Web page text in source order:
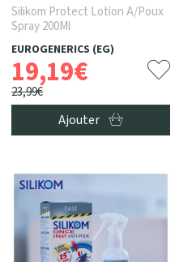
Silikom Protect Lotion A/Poux
Spray 200Ml
EUROGENERICS (EG)
19,19€
23,99€
Ajouter